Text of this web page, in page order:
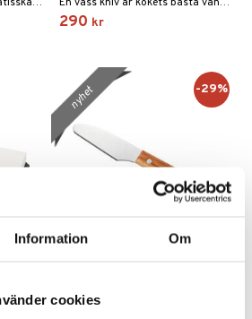
Information Om
cookies
Klassisk och slitstark potatisskalare som gör det enkelt att skala potatis, grönsaker och frukt.
En vass kniv är kökets bästa vän – håll den i toppform med Suri Slipsten.
290 kr
DORRE
nyhet -29%